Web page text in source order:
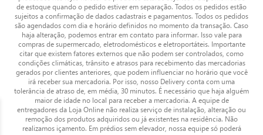
de estoque quando o pedido estiver em separação. Todos os pedidos estão
sujeitos a confirmação de dados cadastrais e pagamentos. Todos os pedidos
são agendados com dia e horário definidos no momento da transação. Caso
haja alteração, podemos entrar em contato para informar. Isso vale para
compras de supermercado, eletrodomésticos e eletroportáteis. Importante
citar que existem fatores externos que não podem ser controlados, como
condições climáticas, trânsito e atrasos para recebimento das mercadorias
gerados por clientes anteriores, que podem influenciar no horário que você
irá receber sua mercadoria. Por isso, nosso Delivery conta com uma
tolerância de atraso de, em média, 30 minutos. É necessário que haja alguém
maior de idade no local para receber a mercadoria. A equipe de
entregadores da Loja Online não realiza serviço de instalação, alteração ou
remoção dos produtos adquiridos ou já existentes na residência. Não
realizamos içamento. Em prédios sem elevador, nossa equipe só poderá